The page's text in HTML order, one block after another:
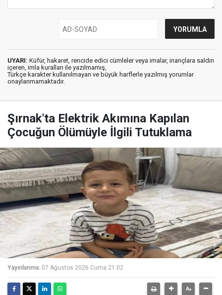
UYARI: Küfür, hakaret, rencide edici cümleler veya imalar, inançlara saldırı
içeren, imla kuralları ile yazılmamış,
Türkçe karakter kullanılmayan ve büyük harflerle yazılmış yorumlar
onaylanmamaktadır.
Şırnak'ta Elektrik Akımına Kapılan
Çocuğun Ölümüyle İlgili Tutuklama
Yayınlanma: 07 Ağustos 2026 Cuma 21:02